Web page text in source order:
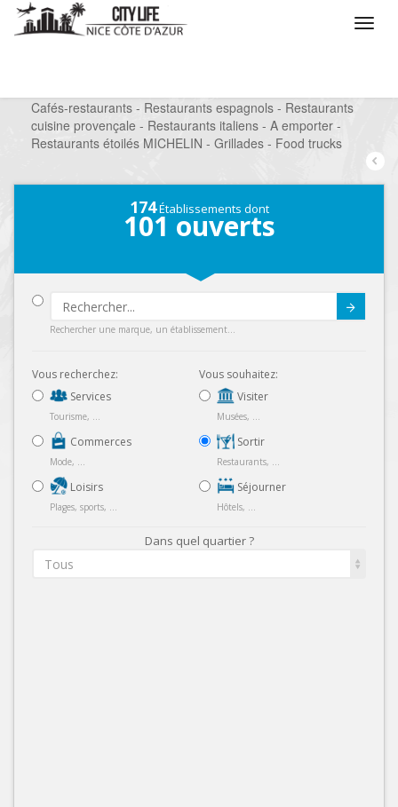
Cafés-restaurants - Restaurants espagnols - Restaurants
cuisine provençale - Restaurants italiens - A emporter -
Restaurants étoilés MICHELIN - Grillades - Food trucks
174Établissements dont
101 ouverts
Rechercher une marque, un établissement...
Vous recherchez:
Services
Tourisme, ...
Commerces
Mode, ...
Loisirs
Plages, sports, ...
Vous souhaitez:
Visiter
Musées, ...
Sortir
Restaurants, ...
Séjourner
Hôtels, ...
Dans quel quartier ?
Tous